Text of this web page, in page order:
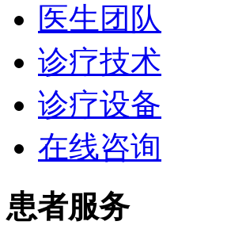
医生团队
诊疗技术
诊疗设备
在线咨询
患者服务